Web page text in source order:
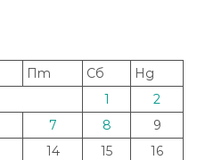
Пт Сб
Нд
1
2
7 8
9
14 15
16